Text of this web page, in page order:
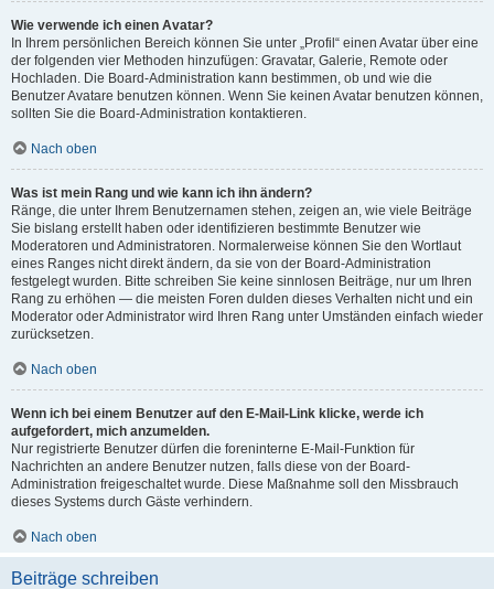
Wie verwende ich einen Avatar?
In Ihrem persönlichen Bereich können Sie unter „Profil“ einen Avatar über eine
der folgenden vier Methoden hinzufügen: Gravatar, Galerie, Remote oder
Hochladen. Die Board-Administration kann bestimmen, ob und wie die
Benutzer Avatare benutzen können. Wenn Sie keinen Avatar benutzen können,
sollten Sie die Board-Administration kontaktieren.
Nach oben
Was ist mein Rang und wie kann ich ihn ändern?
Ränge, die unter Ihrem Benutzernamen stehen, zeigen an, wie viele Beiträge
Sie bislang erstellt haben oder identifizieren bestimmte Benutzer wie
Moderatoren und Administratoren. Normalerweise können Sie den Wortlaut
eines Ranges nicht direkt ändern, da sie von der Board-Administration
festgelegt wurden. Bitte schreiben Sie keine sinnlosen Beiträge, nur um Ihren
Rang zu erhöhen — die meisten Foren dulden dieses Verhalten nicht und ein
Moderator oder Administrator wird Ihren Rang unter Umständen einfach wieder
zurücksetzen.
Nach oben
Wenn ich bei einem Benutzer auf den E-Mail-Link klicke, werde ich
aufgefordert, mich anzumelden.
Nur registrierte Benutzer dürfen die foreninterne E-Mail-Funktion für
Nachrichten an andere Benutzer nutzen, falls diese von der Board-
Administration freigeschaltet wurde. Diese Maßnahme soll den Missbrauch
dieses Systems durch Gäste verhindern.
Nach oben
Beiträge schreiben